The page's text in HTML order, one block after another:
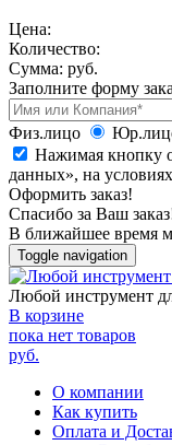
Цена:
Количество:
Сумма: руб.
Заполните форму
Физ.лицо
Нажимая кнопку
данных», на
Оформить заказ!
Спасибо за Ваш
В ближайшее время
Toggle navigation
Любой инструмент
В корзине
пока нет товаров
руб.
О компании
Как купить
Оплата и